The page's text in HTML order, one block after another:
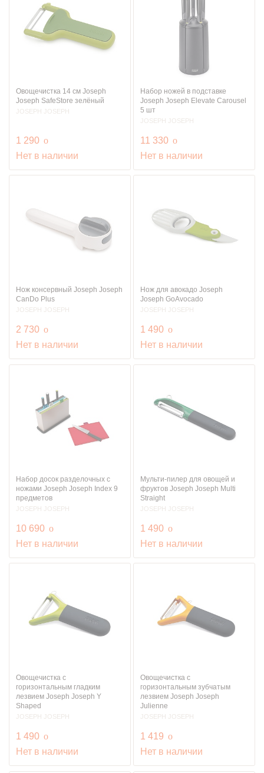
Овощечистка 14 см Joseph
Joseph SafeStore зелёный
JOSEPH JOSEPH
1 290 руб.
o
Нет в наличии
Набор ножей в подставке
Joseph Joseph Elevate Carousel
5 шт
JOSEPH JOSEPH
11 330 руб.
o
Нет в наличии
Нож консервный Joseph Joseph
CanDo Plus
JOSEPH JOSEPH
2 730 руб.
o
Нет в наличии
Нож для авокадо Joseph
Joseph GoAvocado
JOSEPH JOSEPH
1 490 руб.
o
Нет в наличии
Набор досок разделочных с
ножами Joseph Joseph Index 9
предметов
JOSEPH JOSEPH
10 690 руб.
o
Нет в наличии
Мульти-пилер для овощей и
фруктов Joseph Joseph Multi
Straight
JOSEPH JOSEPH
1 490 руб.
o
Нет в наличии
Овощечистка с
горизонтальным гладким
лезвием Joseph Joseph Y
Shaped
JOSEPH JOSEPH
1 490 руб.
o
Нет в наличии
Овощечистка с
горизонтальным зубчатым
лезвием Joseph Joseph
Julienne
JOSEPH JOSEPH
1 419 руб.
o
Нет в наличии